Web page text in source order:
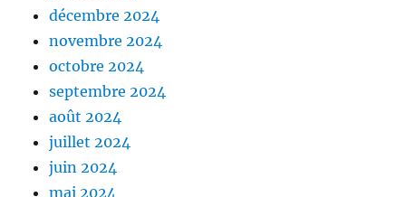
décembre 2024
novembre 2024
octobre 2024
septembre 2024
août 2024
juillet 2024
juin 2024
mai 2024